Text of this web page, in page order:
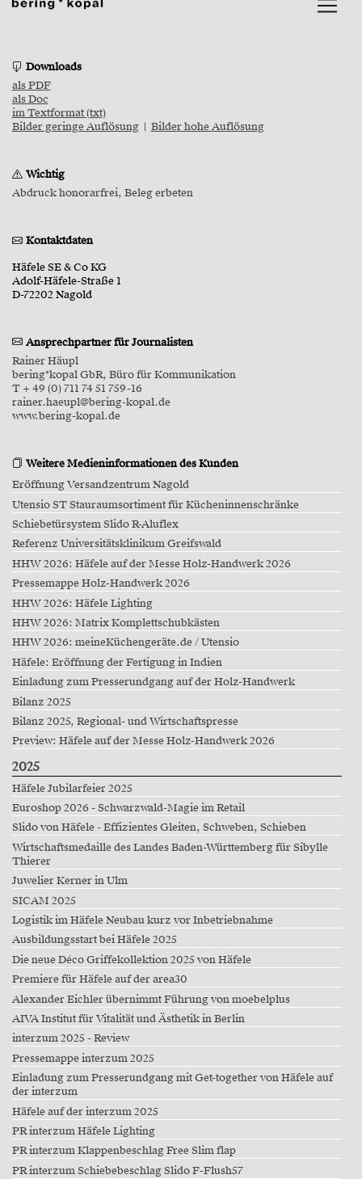
Downloads
als PDF
als Doc
im Textformat (txt)
Bilder geringe Auflösung| Bilder hohe Auflösung
Wichtig
Abdruck honorarfrei, Beleg erbeten
Kontaktdaten
Häfele SE & Co KG
Adolf-Häfele-Straße 1
D-72202 Nagold
Ansprechpartner für Journalisten
Rainer Häupl
bering*kopal GbR, Büro für Kommunikation
T + 49 (0) 711 74 51 759-16
rainer.haeupl@bering-kopal.de
www.bering-kopal.de
Weitere Medieninformationen des Kunden
Eröffnung Versandzentrum Nagold
Utensio ST Stauraumsortiment für Kücheninnenschränke
Schiebetürsystem Slido R-Aluflex
Referenz Universitätsklinikum Greifswald
HHW 2026: Häfele auf der Messe Holz-Handwerk 2026
Pressemappe Holz-Handwerk 2026
HHW 2026: Häfele Lighting
HHW 2026: Matrix Komplettschubkästen
HHW 2026: meineKüchengeräte.de / Utensio
Häfele: Eröffnung der Fertigung in Indien
Einladung zum Presserundgang auf der Holz-Handwerk
Bilanz 2025
Bilanz 2025, Regional- und Wirtschaftspresse
Preview: Häfele auf der Messe Holz-Handwerk 2026
2025
Häfele Jubilarfeier 2025
Euroshop 2026 - Schwarzwald-Magie im Retail
Slido von Häfele - Effizientes Gleiten, Schweben, Schieben
Wirtschaftsmedaille des Landes Baden-Württemberg für Sibylle
Thierer
Juwelier Kerner in Ulm
SICAM 2025
Logistik im Häfele Neubau kurz vor Inbetriebnahme
Ausbildungsstart bei Häfele 2025
Die neue Déco Griffekollektion 2025 von Häfele
Premiere für Häfele auf der area30
Alexander Eichler übernimmt Führung von moebelplus
AIVA Institut für Vitalität und Ästhetik in Berlin
interzum 2025 - Review
Pressemappe interzum 2025
Einladung zum Presserundgang mit Get-together von Häfele auf
der interzum
Häfele auf der interzum 2025
PR interzum Häfele Lighting
PR interzum Klappenbeschlag Free Slim flap
PR interzum Schiebebeschlag Slido F-Flush57